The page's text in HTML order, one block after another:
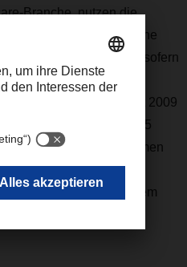
Branche, nutzen die
die besonders hohe
sich dieser Service, sofern
zum Beispiel hat eine
abgeschlossen. Seit 2009
ab Deutschland. 2015
Mitgliedsunternehmen
– Transport,
im DACHSER Chem